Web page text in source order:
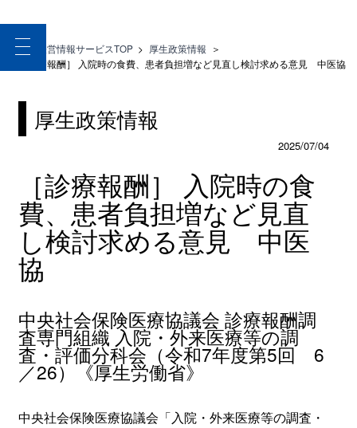
toggle
navigation
医療経営情報サービスTOP > 厚生政策情報 ＞
［診療報酬］ 入院時の食費、患者負担増など見直し検討求める意見 中医協
厚生政策情報
2025/07/04
［診療報酬］ 入院時の食
費、患者負担増など見直
し検討求める意見 中医
協
中央社会保険医療協議会 診療報酬調
査専門組織 入院・外来医療等の調
査・評価分科会（令和7年度第5回 6
／26）《厚生労働省》
中央社会保険医療協議会「入院・外来医療等の調査・